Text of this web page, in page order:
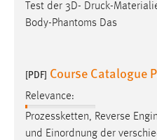
Test der 3D- Druck-
Body-Phantoms Das
[PDF] Course Catalogue
Relevance:
Prozessketten, Reverse
und Einordnung der